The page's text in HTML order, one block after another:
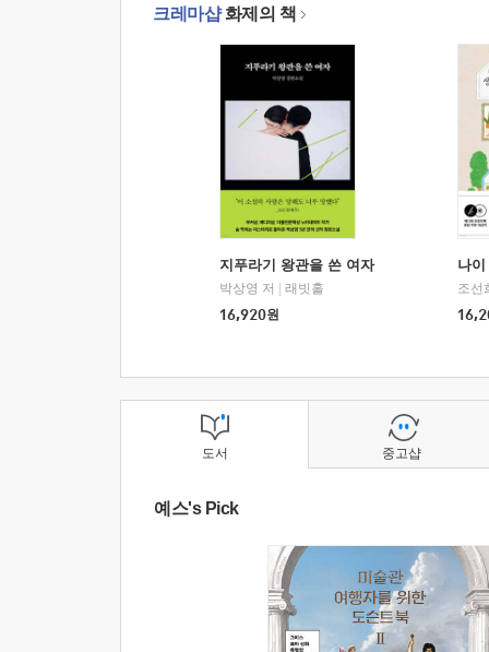
크레마샵화제의 책
지푸라기 왕관을 쓴 여자
박상영 저
래빗홀
16,920원
나
조선
도서
예스's Pick
중고샵